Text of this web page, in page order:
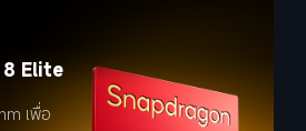
Elite
เพื่อ